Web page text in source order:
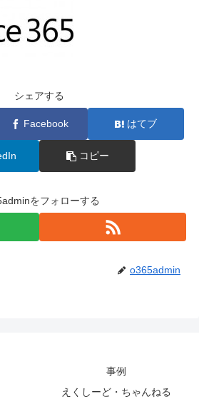
シェアする
Facebook はてブ
コピー
をフォローする
o365admin
事例
えくしーど・ちゃんねる